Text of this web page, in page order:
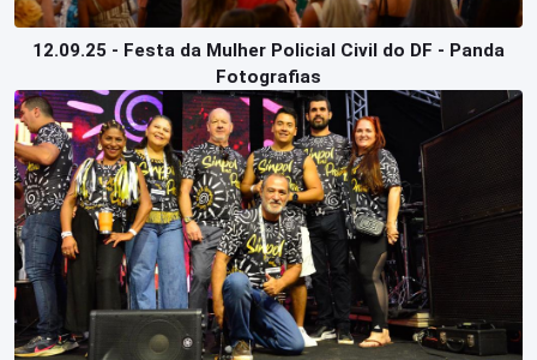
12.09.25 - Festa da Mulher Policial Civil do DF - Panda
Fotografias